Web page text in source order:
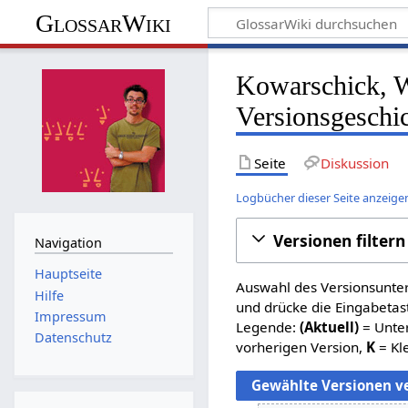
GlossarWiki
Kowarschick,
Seite Diskussion
Logbücher dieser Seite
Versionen filtern
Auswahl des
und drücke die
Legende:(Aktuell) =
vorherigen Version, K =
Navigation
Hauptseite
Hilfe
Impressum
Datenschutz